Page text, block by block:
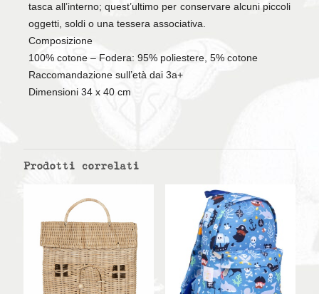
tasca all’interno; quest’ultimo per conservare alcuni piccoli
oggetti, soldi o una tessera associativa.
Composizione
100% cotone – Fodera: 95% poliestere, 5% cotone
Raccomandazione sull’età dai 3a+
Dimensioni 34 x 40 cm
Prodotti correlati